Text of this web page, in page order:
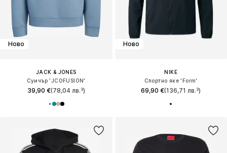
Ново
JACK & JONES
Суичър 'JCOFUSION'
39,90 €(78,04 лв.³)
Ново
NIKE
Спортно яке 'Form'
69,90 €(136,71 лв.³)